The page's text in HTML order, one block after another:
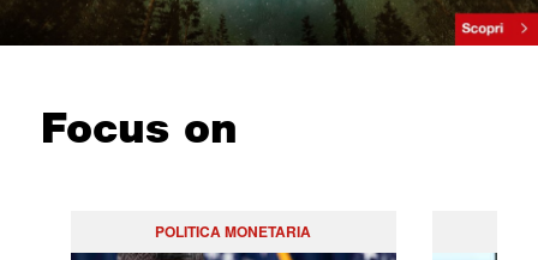
Focus on
POLITICA MONETARIA